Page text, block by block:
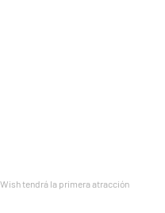
tendrá la primera atracción